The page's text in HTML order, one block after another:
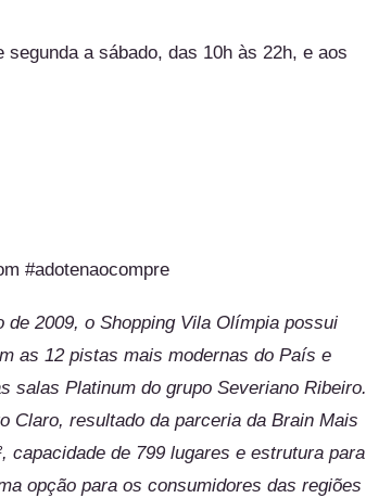
segunda a sábado, das 10h às 22h, e aos
#adotenaocompre
de 2009, o Shopping Vila Olímpia possui
as 12 pistas mais modernas do País e
salas Platinum do grupo Severiano Ribeiro.
Claro, resultado da parceria da Brain Mais
capacidade de 799 lugares e estrutura para
opção para os consumidores das regiões